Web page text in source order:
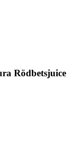
Rödbetsjuice